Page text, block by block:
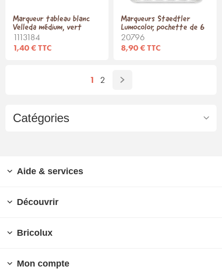
Catégories
Marqueur tableau blanc
Velleda médium, vert
1113184
1,40 € TTC
Marqueurs Staedtler
Lumocolor, pochette de 6
20796
8,90 € TTC
1 2
Aide & services
Découvrir
Bricolux
Mon compte